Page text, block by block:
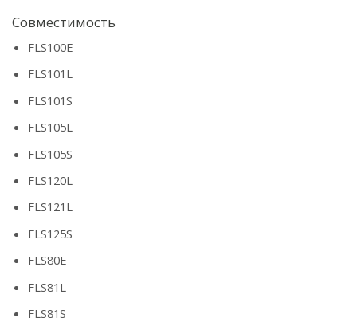
Совместимость
FLS100E
FLS101L
FLS101S
FLS105L
FLS105S
FLS120L
FLS121L
FLS125S
FLS80E
FLS81L
FLS81S